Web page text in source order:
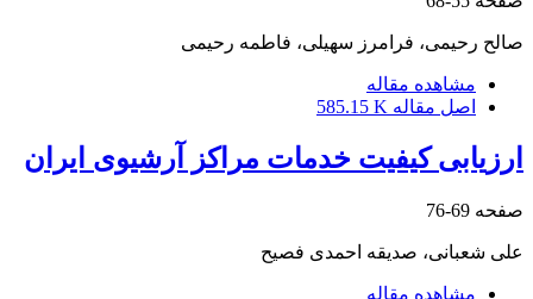
صالح رحیمی، فرامرز سهیلی، فاطمه رحیمی
مشاهده مقاله
اصل مقاله 585.15 K
ارزیابی کیفیت خدمات مراکز آرشیوی ایران
صفحه 69-76
علی شعبانی، صدیقه احمدی فصیح
مشاهده مقاله